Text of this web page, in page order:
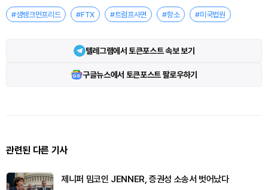
#샘뱅크먼프리드 #FTX #트럼프사면 #항소 #미국법원
텔레그램에서 토큰포스트 속보 보기
구글뉴스에서 토큰포스트 팔로우하기
관련된 다른 기사
제니퍼 밈코인 JENNER, 증권성 소송서 벗어났다